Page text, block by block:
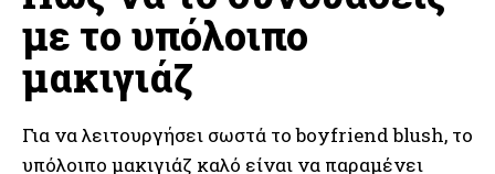
με το υπόλοιπο
μακιγιάζ
Για να λειτουργήσει σωστά το boyfriend blush, το
υπόλοιπο μακιγιάζ καλό είναι να παραμένει